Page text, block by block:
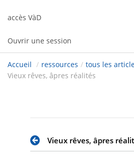
accès VàD
Ouvrir une session
Accueil / ressources / tous les
Vieux rêves, âpres réalités
Vieux rêves, âpres